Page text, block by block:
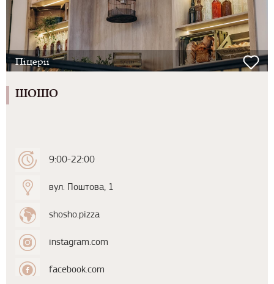
Піцерії
ШОШО
9:00-22:00
вул. Поштова, 1
shosho.pizza
instagram.com
facebook.com